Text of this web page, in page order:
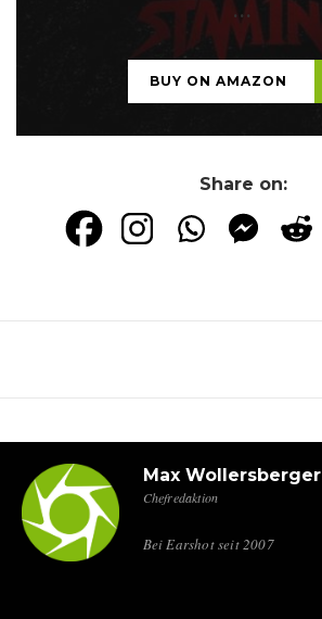
...
BUY ON AMAZON
Share on:
Max Wollersberger
Chefredaktion
Bei Earshot seit 2007